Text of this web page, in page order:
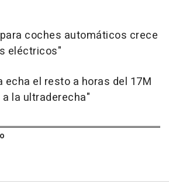
coches automáticos crece
eléctricos"
echa el resto a horas del 17M
la ultraderecha"